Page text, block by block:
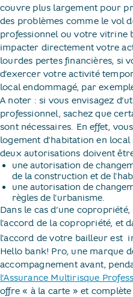
couvre plus largement pour
des problèmes comme le vol
professionnel ou votre vitrine
impacter directement votre
lourdes pertes financières, si
d’exercer votre activité
local endommagé, par
A noter : si vous envisagez
professionnel, sachez que
sont nécessaires. En effet,
logement d'habitation en local
deux autorisations doivent
une autorisation de
de la construction et de
une autorisation de
règles de l'urbanisme.
Dans le cas d’une
l'accord de la copropriété, et
l'accord de votre bailleur est ​
Hello bank! Pro, une marque
accompagnement avant,
l’Assurance Multirisque
offre « à la carte » et